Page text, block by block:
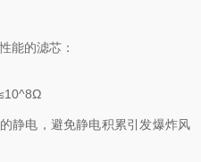
能的滤芯：
静电，避免静电积累引发爆炸风